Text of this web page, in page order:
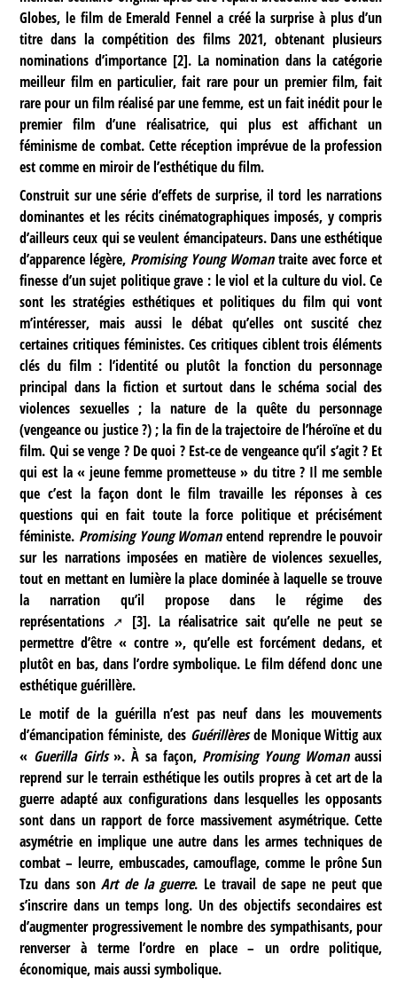
Globes, le film de Emerald Fennel a créé la surprise à plus d’un
titre dans la compétition des films 2021, obtenant plusieurs
nominations d’importance [2]. La nomination dans la catégorie
meilleur film en particulier, fait rare pour un premier film, fait
rare pour un film réalisé par une femme, est un fait inédit pour le
premier film d’une réalisatrice, qui plus est affichant un
féminisme de combat. Cette réception imprévue de la profession
est comme en miroir de l’esthétique du film.
Construit sur une série d’effets de surprise, il tord les narrations
dominantes et les récits cinématographiques imposés, y compris
d’ailleurs ceux qui se veulent émancipateurs. Dans une esthétique
d’apparence légère, Promising Young Womantraite avec force et
finesse d’un sujet politique grave : le viol et la culture du viol. Ce
sont les stratégies esthétiques et politiques du film qui vont
m’intéresser, mais aussi le débat qu’elles ont suscité chez
certaines critiques féministes. Ces critiques ciblent trois éléments
clés du film : l’identité ou plutôt la fonction du personnage
principal dans la fiction et surtout dans le schéma social des
violences sexuelles ; la nature de la quête du personnage
(vengeance ou justice ?) ; la fin de la trajectoire de l’héroïne et du
film. Qui se venge ? De quoi ? Est-ce de vengeance qu’il s’agit ? Et
qui est la « jeune femme prometteuse » du titre ? Il me semble
que c’est la façon dont le film travaille les réponses à ces
questions qui en fait toute la force politique et précisément
féministe. Promising Young Womanentend reprendre le pouvoir
sur les narrations imposées en matière de violences sexuelles,
tout en mettant en lumière la place dominée à laquelle se trouve
la narration qu’il propose dans lerégime des
représentations
[3]. La réalisatrice sait qu’elle ne peut se
permettre d’être « contre », qu’elle est forcément dedans, et
plutôt en bas, dans l’ordre symbolique. Le film défend donc une
esthétique guérillère.
Le motif de la guérilla n’est pas neuf dans les mouvements
d’émancipation féministe, des Guérillèresde Monique Wittig aux
« Guerilla Girls». À sa façon, Promising Young Womanaussi
reprend sur le terrain esthétique les outils propres à cet art de la
guerre adapté aux configurations dans lesquelles les opposants
sont dans un rapport de force massivement asymétrique. Cette
asymétrie en implique une autre dans les armes techniques de
combat – leurre, embuscades, camouflage, comme le prône Sun
Tzu dans sonArt de la guerre. Le travail de sape ne peut que
s’inscrire dans un temps long. Un des objectifs secondaires est
d’augmenter progressivement le nombre des sympathisants, pour
renverser à terme l’ordre en place – un ordre politique,
économique, mais aussi symbolique.